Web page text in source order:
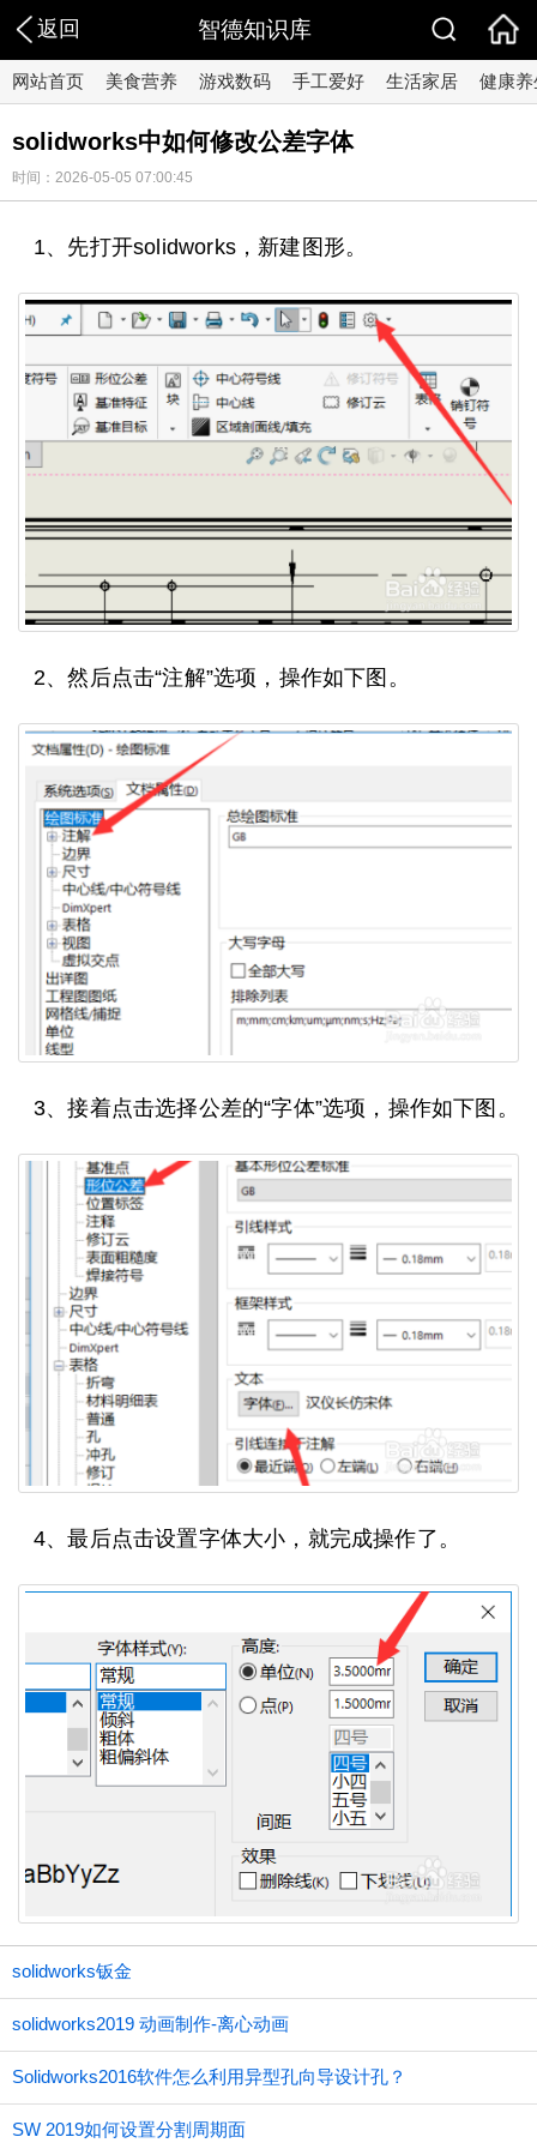
返回 智德知识库
网站首页 美食营养 游戏数码 手工爱好 生活家居 健康养
solidworks中如何修改公差字体
时间：2026-05-05 07:00:45
1、先打开solidworks，新建图形。
2、然后点击“注解”选项，操作如下图。
3、接着点击选择公差的“字体”选项，操作如下图。
4、最后点击设置字体大小，就完成操作了。
solidworks钣金
solidworks2019 动画制作-离心动画
Solidworks2016软件怎么利用异型孔向导设计孔？
SW 2019如何设置分割周期面